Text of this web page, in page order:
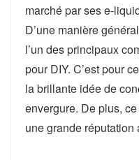
marché par ses e-
D’une manière
l’un des principaux
pour DIY. C’est pour
la brillante idée de
envergure. De plus,
une grande